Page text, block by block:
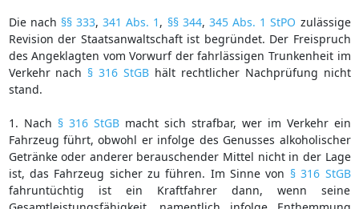
Die nach §§ 333,341 Abs. 1 , §§ 344, 345 Abs. 1 StPO zulässige
Revision der Staatsanwaltschaft ist begründet. Der Freispruch
des Angeklagten vom Vorwurf der fahrlässigen Trunkenheit im
Verkehr nach § 316 StGB hält rechtlicher Nachprüfung nicht
stand.
1. Nach § 316 StGBmacht sich strafbar, wer im Verkehr ein
Fahrzeug führt, obwohl er infolge des Genusses alkoholischer
Getränke oder anderer berauschender Mittel nicht in der Lage
ist, das Fahrzeug sicher zu führen. Im Sinne von § 316 StGB
fahruntüchtig ist ein Kraftfahrer dann, wenn seine